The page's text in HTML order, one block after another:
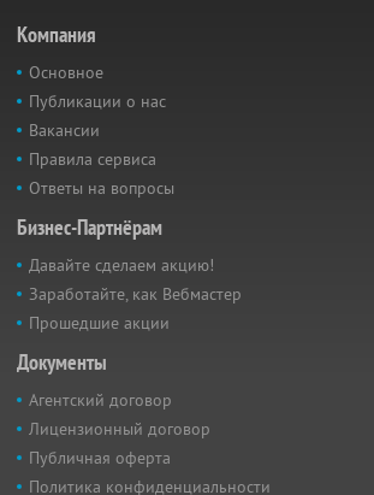
Компания
Основное
Публикации о нас
Вакансии
Правила сервиса
Ответы на вопросы
Бизнес-Партнёрам
Давайте сделаем акцию!
Заработайте, как Вебмастер
Прошедшие акции
Документы
Агентский договор
Лицензионный договор
Публичная оферта
Политика конфиденциальности